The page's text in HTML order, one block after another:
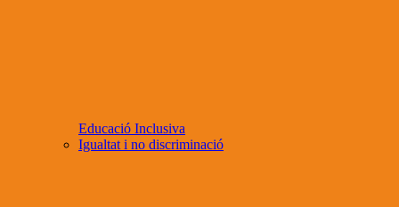
Educació Inclusiva
Igualtat i no discriminació